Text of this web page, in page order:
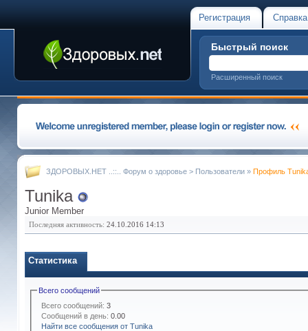
Регистрация Справка
Быстрый поиск
Расширенный поиск
ЗДОРОВЫХ.НЕТ ..::.. Форум о здоровье > Пользователи » Профиль
Tunika
Junior Member
Последняя активность: 24.10.2016 14:13
Статистика
Всего сообщений
Всего сообщений: 3
Сообщений в день: 0.00
Найти все сообщения от Tunika